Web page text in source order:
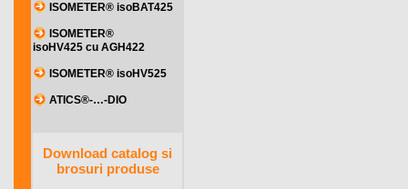
ISOMETER® isoBAT425
ISOMETER®
isoHV425 cu AGH422
ISOMETER® isoHV525
ATICS®-…-DIO
Download catalog si
brosuri produse